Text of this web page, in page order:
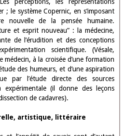
vous a le plus marqué et pourquoi ?
: Renaissance et humanisme